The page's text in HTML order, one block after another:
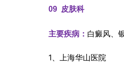
09 皮肤科
主要疾病： 白癜风、
1、上海华山医院